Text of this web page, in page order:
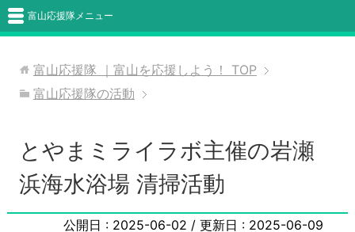
富山応援隊メニュー
富山応援隊 ｜富山を応援しよう！
TOP
富山応援隊の活動
とやまミライラボ主催の岩瀬
浜海水浴場 清掃活動
公開日 : 2025-06-02 / 更新日 : 2025-06-09